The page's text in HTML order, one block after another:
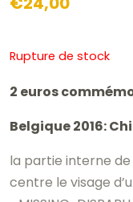
Rupture de stock
2 euros
Belgique 2016:
la partie interne
centre le visage